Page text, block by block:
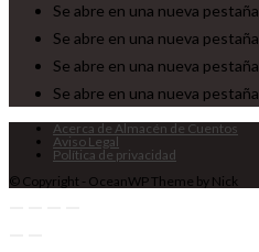
Se abre en una nueva pestaña
Se abre en una nueva pestaña
Se abre en una nueva pestaña
Se abre en una nueva pestaña
Acerca de Almacén de Cuentos
Aviso Legal
Política de privacidad
© Copyright - OceanWP Theme by Nick